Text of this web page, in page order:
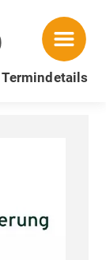
Termindetails